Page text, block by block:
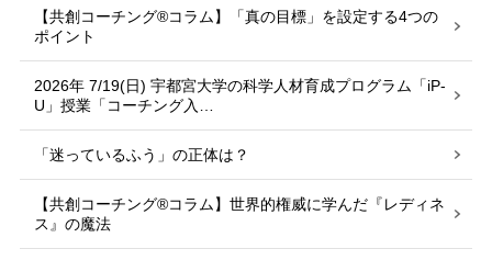
【共創コーチング®︎コラム】「真の目標」を設定する4つの
ポイント
2026年 7/19(日) 宇都宮大学の科学人材育成プログラム「iP-
U」授業「コーチング入…
「迷っているふう」の正体は？
【共創コーチング®︎コラム】世界的権威に学んだ『レディネ
ス』の魔法